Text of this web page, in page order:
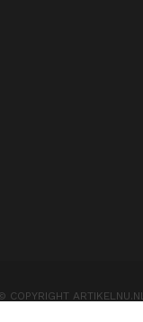
COPYRIGHT ARTIKELNU.NL